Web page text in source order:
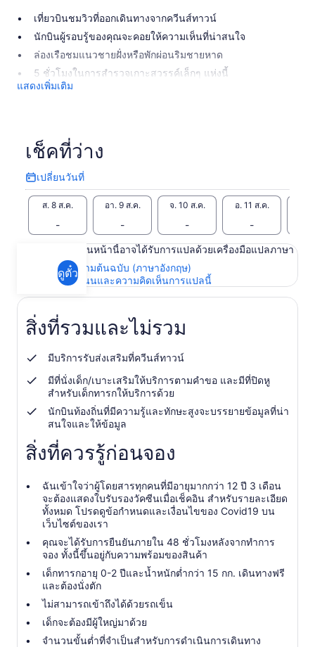
เที่ยวบินชมวิวที่ออกเดินทางจากควีนส์ทาวน์
นักบินผู้รอบรู้ของคุณจะคอยให้ความเห็นที่น่าสนใจ
ล่องเรือชมแนวชายฝั่งหรือพักผ่อนริมชายหาด
5 ชั่วโมงในการสำรวจเกาะสวรรค์เล็กๆ แห่งนี้
แสดงเพิ่มเติม
เช็คที่ว่าง
เปลี่ยนวันที่
เปลี่ยน
วัน
ส. 8 ส.ค.
-
อา. 9 ส.ค.
-
จ. 10 ส.ค.
-
อ. 11 ส.ค.
-
ดูตั๋ว
เนื้อหาในหน้านี้อาจได้รับการแปลด้วยเครื่องมือแปลภาษา
ดูข้อความต้นฉบับ (ภาษาอังกฤษ)
ให้คะแนนและความคิดเห็นการแปลนี้
สิ่งที่รวมและไม่รวม
มีบริการรับส่งเสริมที่ควีนส์ทาวน์
มีที่นั่งเด็ก/เบาะเสริมให้บริการตามคำขอ และมีที่ปิดหู
สำหรับเด็กทารกให้บริการด้วย
นักบินท้องถิ่นที่มีความรู้และทักษะสูงจะบรรยายข้อมูลที่น่า
สนใจและให้ข้อมูล
สิ่งที่ควรรู้ก่อนจอง
ฉันเข้าใจว่าผู้โดยสารทุกคนที่มีอายุมากกว่า 12 ปี 3 เดือน
จะต้องแสดงใบรับรองวัคซีนเมื่อเช็คอิน สำหรับรายละเอียด
ทั้งหมด โปรดดูข้อกำหนดและเงื่อนไขของ Covid19 บน
เว็บไซต์ของเรา
คุณจะได้รับการยืนยันภายใน 48 ชั่วโมงหลังจากทำการ
จอง ทั้งนี้ขึ้นอยู่กับความพร้อมของสินค้า
เด็กทารกอายุ 0-2 ปีและน้ำหนักต่ำกว่า 15 กก. เดินทางฟรี
และต้องนั่งตัก
ไม่สามารถเข้าถึงได้ด้วยรถเข็น
เด็กจะต้องมีผู้ใหญ่มาด้วย
จำนวนขั้นต่ำที่จำเป็นสำหรับการดำเนินการเดินทาง